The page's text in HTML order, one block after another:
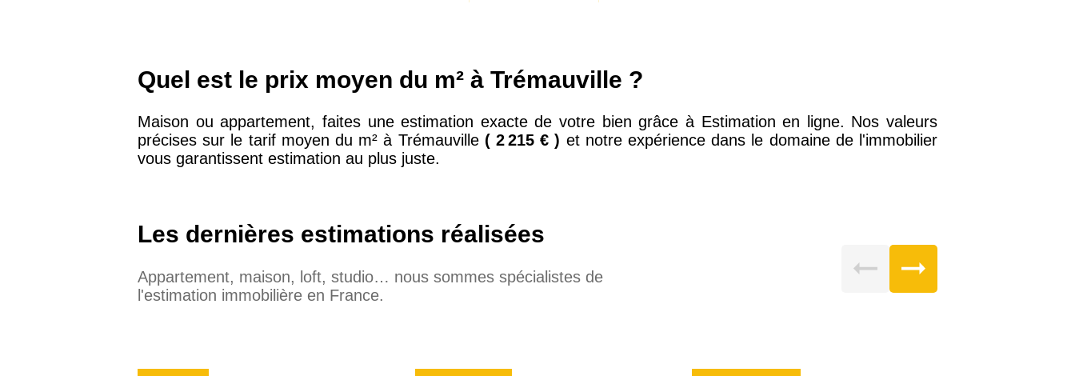
Quel est le prix moyen du m² à Trémauville ?
Maison ou appartement, faites une estimation exacte de votre bien grâce à Estimation en ligne. Nos valeurs
précises sur le tarif moyen du m² à Trémauville ( 2 215 € ) et notre expérience dans le domaine de l'immobilier
vous garantissent estimation au plus juste.
Les dernières estimations réalisées
Appartement, maison, loft, studio… nous sommes spécialistes de
l'estimation immobilière en France.